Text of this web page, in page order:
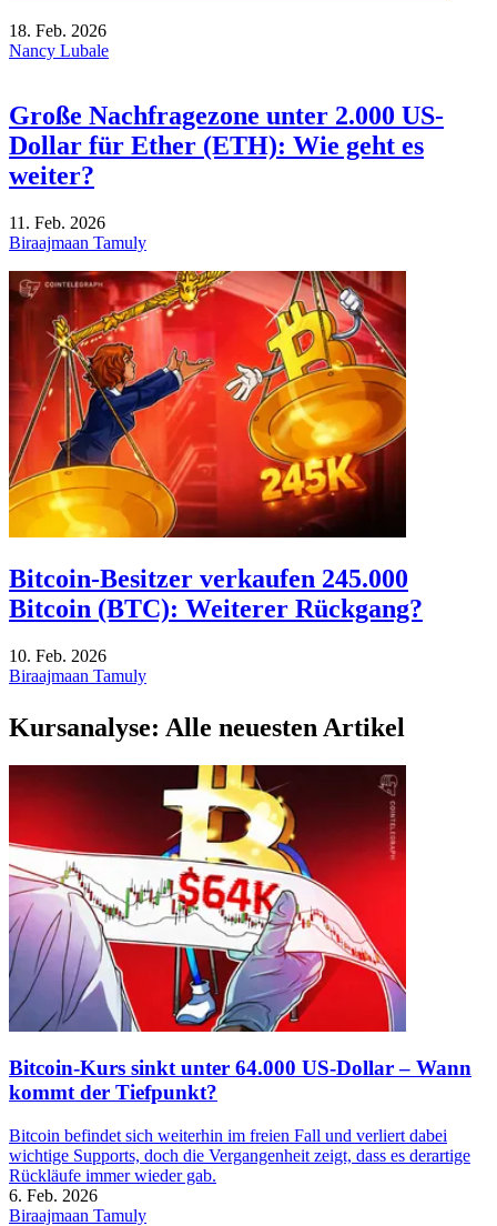
18. Feb. 2026
Nancy Lubale
Große Nachfragezone unter 2.000 US-
Dollar für Ether (ETH): Wie geht es
weiter?
11. Feb. 2026
Biraajmaan Tamuly
Bitcoin-Besitzer verkaufen 245.000
Bitcoin (BTC): Weiterer Rückgang?
10. Feb. 2026
Biraajmaan Tamuly
Kursanalyse: Alle neuesten Artikel
Bitcoin-Kurs sinkt unter 64.000 US-Dollar – Wann
kommt der Tiefpunkt?
Bitcoin befindet sich weiterhin im freien Fall und verliert dabei
wichtige Supports, doch die Vergangenheit zeigt, dass es derartige
Rückläufe immer wieder gab.
6. Feb. 2026
Biraajmaan Tamuly